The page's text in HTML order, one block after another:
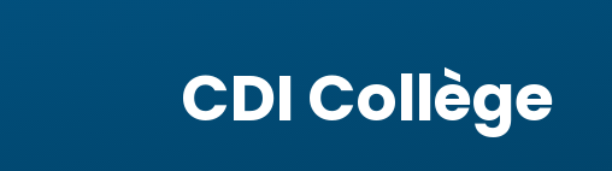
CDI Collège